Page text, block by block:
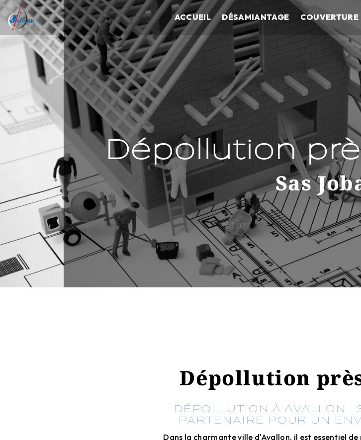
ACCUEIL DÉSAMIANTAGE COUVERTURE
Dépollution
Sas
Dépollution
DÉPOLLUTION À AVALLON :
PARTENAIRE POUR UN
Dans la charmante ville d'Avallon, il est essentiel
Panneau de gestion des cookies